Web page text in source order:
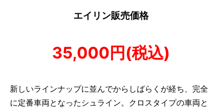
エイリン販売価格
35,000円(税込)
新しいラインナップに並んでからしばらくが経ち、完全
に定番車両となったシュライン。クロスタイプの車両と